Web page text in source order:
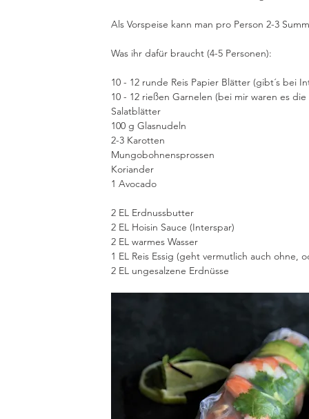
Als Vorspeise kann man pro Person 2-3
Was ihr dafür braucht (4-5 Personen):
10 - 12 runde Reis Papier Blätter (gibt´s bei
10 - 12 rießen Garnelen (bei mir waren es
Salatblätter
100 g Glasnudeln
2-3 Karotten
Mungobohnensprossen
Koriander
1 Avocado
2 EL Erdnussbutter
2 EL Hoisin Sauce (Interspar)
2 EL warmes Wasser
1 EL Reis Essig (geht vermutlich auch ohne,
2 EL ungesalzene Erdnüsse